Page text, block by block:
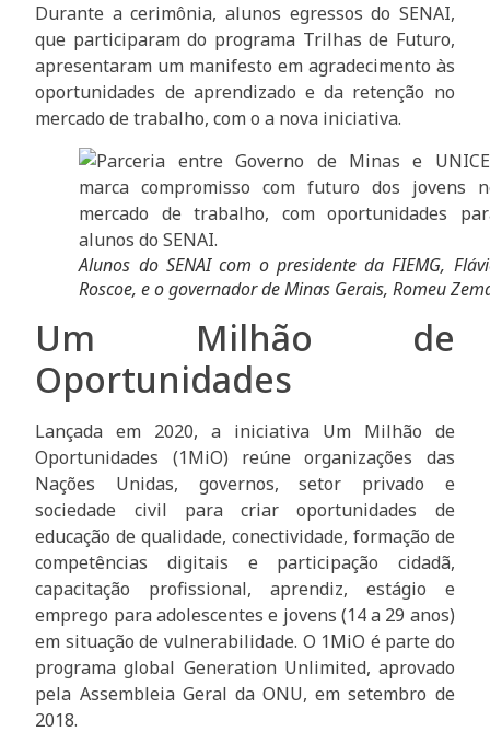
Durante a cerimônia, alunos egressos do SENAI,
que participaram do programa Trilhas de Futuro,
apresentaram um manifesto em agradecimento às
oportunidades de aprendizado e da retenção no
mercado de trabalho, com o a nova iniciativa.
Alunos do SENAI com o presidente da FIEMG,
Roscoe, e o governador de Minas Gerais, Romeu
Um Milhão de
Oportunidades
Lançada em 2020, a iniciativa Um Milhão de
Oportunidades (1MiO) reúne organizações das
Nações Unidas, governos, setor privado e
sociedade civil para criar oportunidades de
educação de qualidade, conectividade, formação de
competências digitais e participação cidadã,
capacitação profissional, aprendiz, estágio e
emprego para adolescentes e jovens (14 a 29 anos)
em situação de vulnerabilidade. O 1MiO é parte do
programa global Generation Unlimited, aprovado
pela Assembleia Geral da ONU, em setembro de
2018.